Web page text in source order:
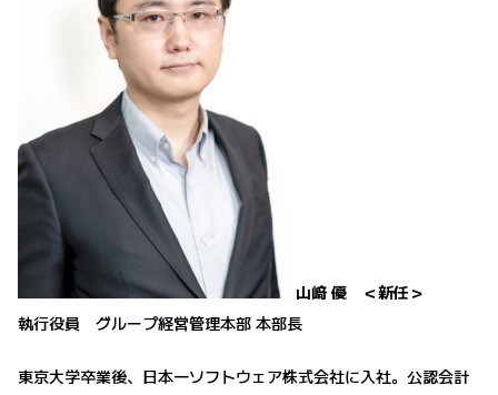
山﨑 優 ＜新任＞
執行役員 グループ経営管理本部 本部長
東京大学卒業後、日本一ソフトウェア株式会社に入社。公認会計